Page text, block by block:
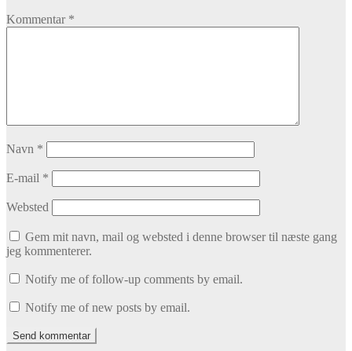
Kommentar *
Navn *
E-mail *
Websted
Gem mit navn, mail og websted i denne browser til næste gang
jeg kommenterer.
Notify me of follow-up comments by email.
Notify me of new posts by email.